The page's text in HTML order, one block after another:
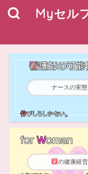
Myセル
ナースの実態
の健康経営